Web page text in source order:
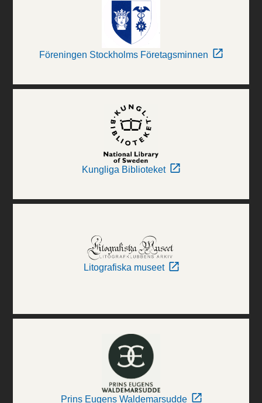
Föreningen Stockholms Företagsminnen
Kungliga Biblioteket
Litografiska museet
Prins Eugens Waldemarsudde